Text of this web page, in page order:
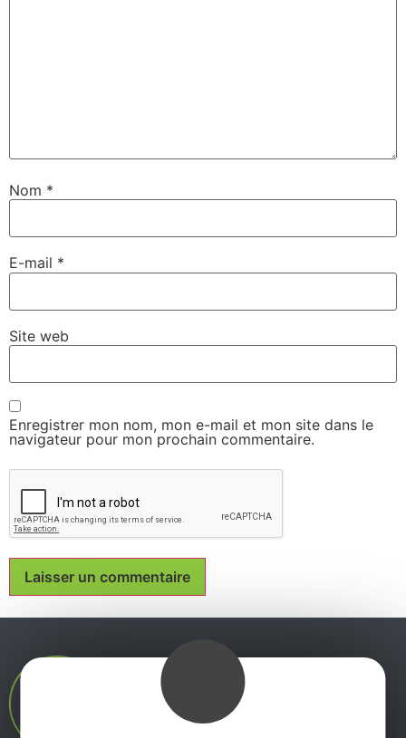
Nom *
E-mail *
Site web
Enregistrer mon nom, mon e-mail et mon site dans le
navigateur pour mon prochain commentaire.